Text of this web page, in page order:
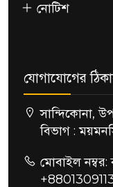
নোটিশ
যোগাযোগের
সান্দিকোনা,
বিভাগ :
মোবাইল নম্বর: